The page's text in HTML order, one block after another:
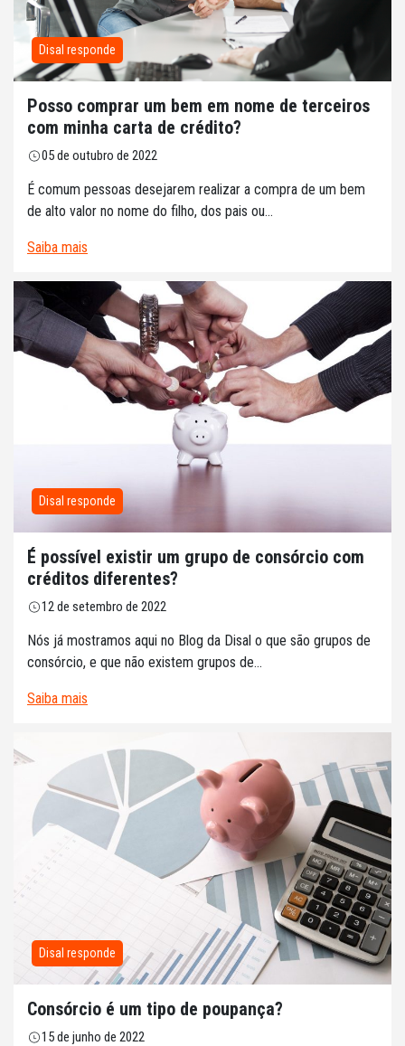
Disal responde
Posso comprar um bem em nome de terceiros
com minha carta de crédito?
05 de outubro de 2022
É comum pessoas desejarem realizar a compra de um bem
de alto valor no nome do filho, dos pais ou...
Saiba mais
Disal responde
É possível existir um grupo de consórcio com
créditos diferentes?
12 de setembro de 2022
Nós já mostramos aqui no Blog da Disal o que são grupos de
consórcio, e que não existem grupos de...
Saiba mais
Disal responde
Consórcio é um tipo de poupança?
15 de junho de 2022